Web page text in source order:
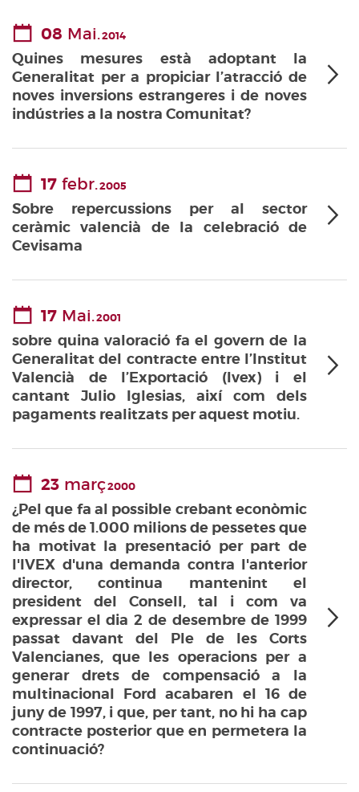
08 Mai.2014
Quines mesures està adoptant la
Generalitat per a propiciar l’atracció de
noves inversions estrangeres i de noves
indústries a la nostra Comunitat?
17 febr.2005
Sobre repercussions per al sector
ceràmic valencià de la celebració de
Cevisama
17 Mai.2001
sobre quina valoració fa el govern de la
Generalitat del contracte entre l’Institut
Valencià de l’Exportació (Ivex) i el
cantant Julio Iglesias, així com dels
pagaments realitzats per aquest motiu.
23 març2000
¿Pel que fa al possible crebant econòmic
de més de 1.000 milions de pessetes que
ha motivat la presentació per part de
l'IVEX d'una demanda contra l'anterior
director, continua mantenint el
president del Consell, tal i com va
expressar el dia 2 de desembre de 1999
passat davant del Ple de les Corts
Valencianes, que les operacions per a
generar drets de compensació a la
multinacional Ford acabaren el 16 de
juny de 1997, i que, per tant, no hi ha cap
contracte posterior que en permetera la
continuació?